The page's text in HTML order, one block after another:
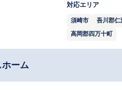
対応エリア
須崎市 吾川郡仁
高岡郡四万十町
ーム